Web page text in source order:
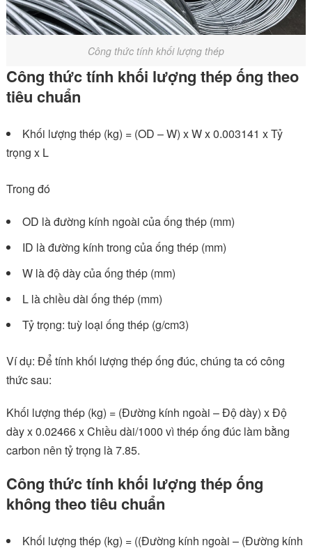
Công thức tính khối lượng thép
Công thức tính khối lượng thép ống theo
tiêu chuẩn
Khối lượng thép (kg) = (OD – W) x W x 0.003141 x Tỷ
trọng x L
Trong đó
OD là đường kính ngoài của ống thép (mm)
ID là đường kính trong của ống thép (mm)
W là độ dày của ống thép (mm)
L là chiều dài ống thép (mm)
Tỷ trọng: tuỳ loại ống thép (g/cm3)
Ví dụ: Để tính khối lượng thép ống đúc, chúng ta có công
thức sau:
Khối lượng thép (kg) = (Đường kính ngoài – Độ dày) x Độ
dày x 0.02466 x Chiều dài/1000 vì thép ống đúc làm bằng
carbon nên tỷ trọng là 7.85.
Công thức tính khối lượng thép ống
không theo tiêu chuẩn
Khối lượng thép (kg) = ((Đường kính ngoài – (Đường kính